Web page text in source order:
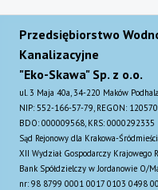
Przedsiębiorstwo
Kanalizacyjne
"Eko-Skawa" Sp. z o.o.
ul. 3 Maja 40a, 34-220 Maków
NIP: 552-166-57-79, REGON:
BDO: 000009568, KRS: 0000292335
Sąd Rejonowy dla Krakowa-
XII Wydział Gospodarczy Krajowego
Bank Spółdzielczy w Jordanowie O/
nr: 98 8799 0001 0017 0103 0498